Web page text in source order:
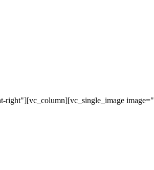
right"][vc_column][vc_single_image